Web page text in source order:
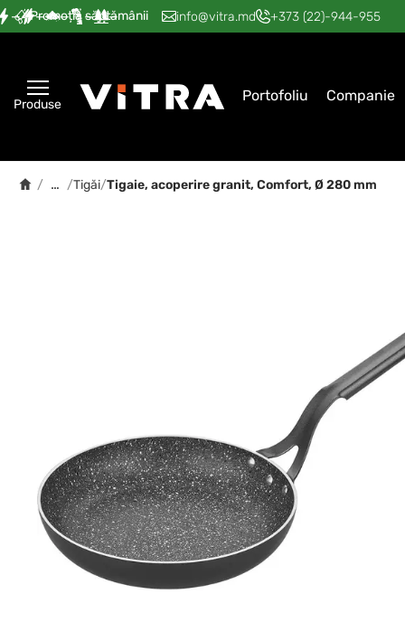
Promoția săptămânii
— — — — — info@vitra.md +373 (22)-944-955
Produse Portofoliu Companie
/ … /Tigăi/Tigaie, acoperire granit, Comfort, Ø 280 mm